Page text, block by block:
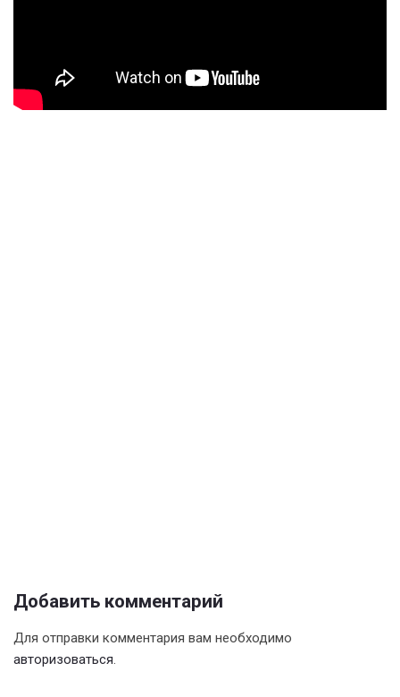
Добавить комментарий
Для отправки комментария вам необходимо
авторизоваться.